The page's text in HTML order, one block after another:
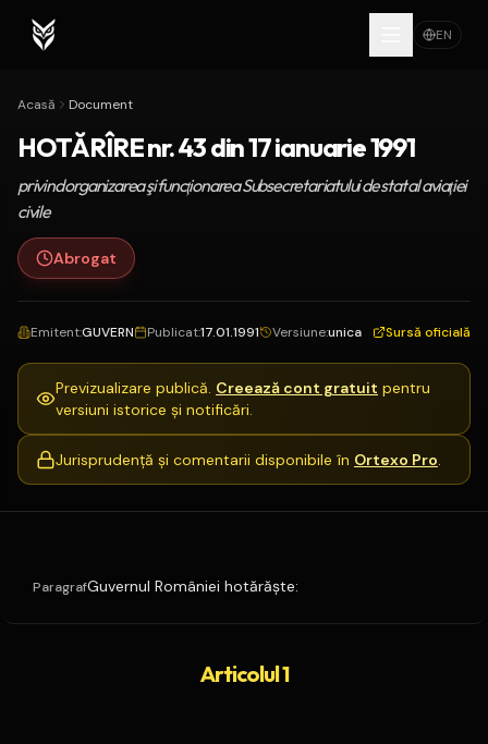
EN
Acasă Document
HOTĂRÎRE nr. 43 din 17 ianuarie 1991
privind organizarea şi funcţionarea Subsecretariatului de stat al aviaţiei
civile
Abrogat
Emitent:GUVERN Publicat:17.01.1991 Versiune:unica Sursă oficială
Previzualizare publică. Creează cont gratuit pentru
versiuni istorice și notificări.
Jurisprudență și comentarii disponibile în Ortexo Pro.
ParagrafGuvernul României hotărăşte:
Articolul 1